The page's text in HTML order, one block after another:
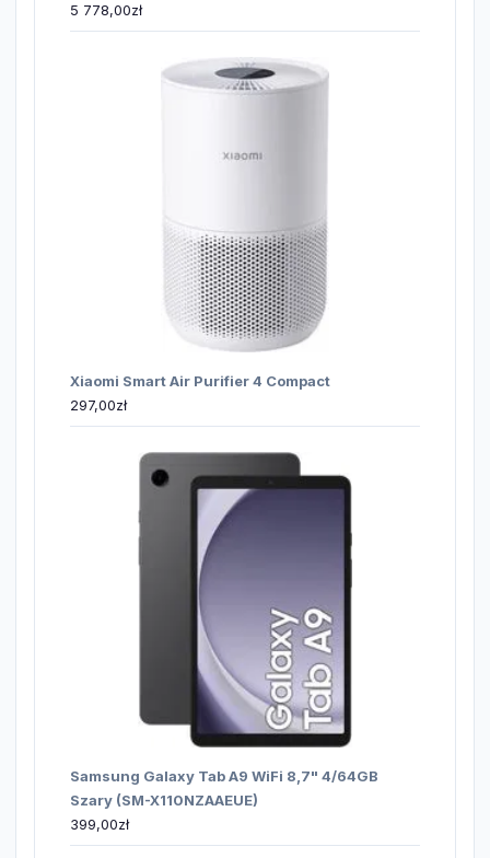
5 778,00zł
Xiaomi Smart Air Purifier 4 Compact
297,00zł
Samsung Galaxy Tab A9 WiFi 8,7" 4/64GB
Szary (SM-X110NZAAEUE)
399,00zł